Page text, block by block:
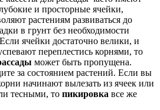
и просторные ячейки,
растениям развиваться до
в грунт без необходимости
ячейки достаточно велики, и
переплестись корнями, то
может быть пропущена.
за состоянием растений. Если вы
начинают вылезать из ячеек или
тесными, то пикировка все же